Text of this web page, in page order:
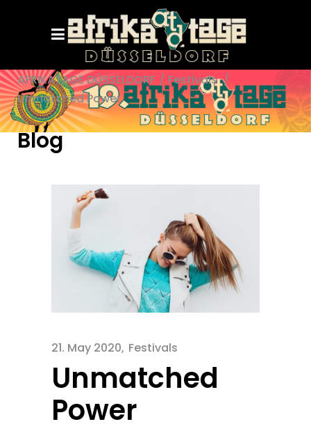
AFRIKATAGE DÜSSELDORF / Festivals /
Unmatched Power
Blog
21. May 2020 Festivals
Unmatched
Power